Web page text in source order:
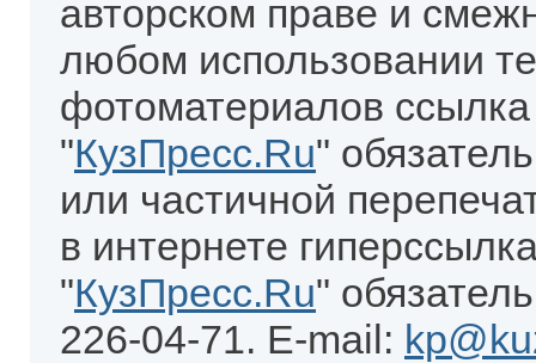
авторском праве и
любом использовании
фотоматериалов
"КузПресс.Ru"
или частичной
в интернете
"КузПресс.Ru"
226-04-71. E-mail: